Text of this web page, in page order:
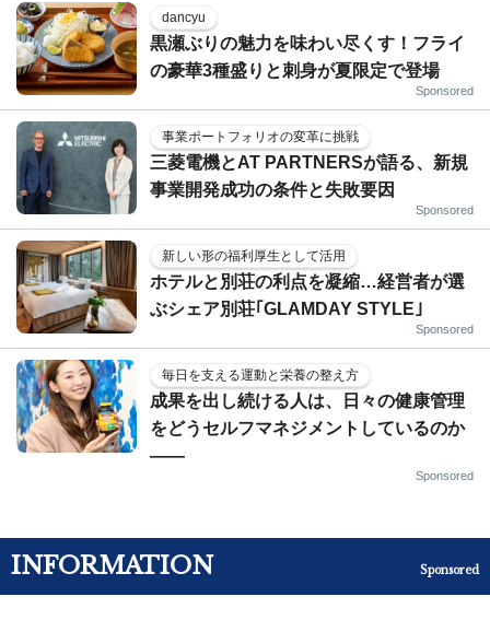
dancyu
黒瀬ぶりの魅力を味わい尽くす！フライ
の豪華3種盛りと刺身が夏限定で登場
Sponsored
事業ポートフォリオの変革に挑戦
三菱電機とAT PARTNERSが語る、新規
事業開発成功の条件と失敗要因
Sponsored
新しい形の福利厚生として活用
ホテルと別荘の利点を凝縮…経営者が選
ぶシェア別荘｢GLAMDAY STYLE｣
Sponsored
毎日を支える運動と栄養の整え方
成果を出し続ける人は、日々の健康管理
をどうセルフマネジメントしているのか
——
Sponsored
INFORMATION Sponsored